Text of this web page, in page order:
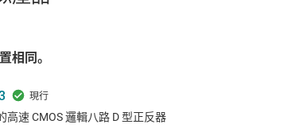
相同。
高速 CMOS 邏輯八路 D 型正反器